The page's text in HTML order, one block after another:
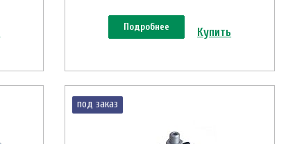
Подробнее Купить
под заказ